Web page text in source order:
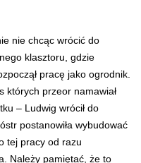
nie chcąc wrócić do
klasztoru, gdzie
pracę jako ogrodnik.
których przeor namawiał
– Ludwig wrócił do
postanowiła wybudować
tej pracy od razu
Należy pamiętać, że to